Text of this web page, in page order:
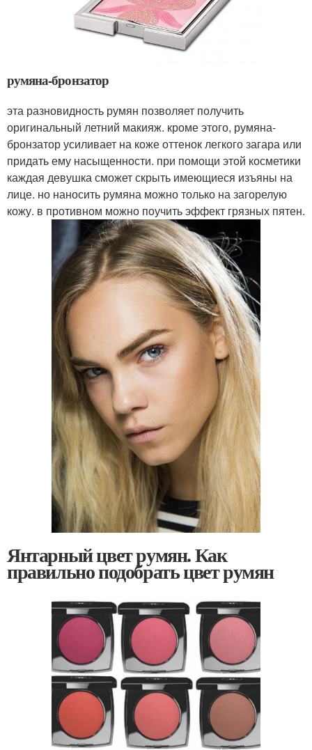
румяна-бронзатор
эта разновидность румян позволяет получить
оригинальный летний макияж. кроме этого, румяна-
бронзатор усиливает на коже оттенок легкого загара или
придать ему насыщенности. при помощи этой косметики
каждая девушка сможет скрыть имеющиеся изъяны на
лице. но наносить румяна можно только на загорелую
кожу. в противном можно поучить эффект грязных пятен.
Янтарный цвет румян. Как
правильно подобрать цвет румян